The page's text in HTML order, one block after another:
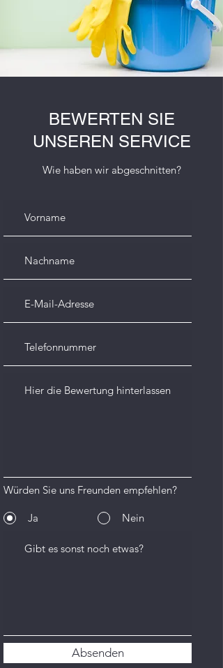
BEWERTEN SIE
UNSEREN SERVICE
Wie haben wir abgeschnitten?
Würden Sie uns Freunden empfehlen?
Ja Nein
Absenden